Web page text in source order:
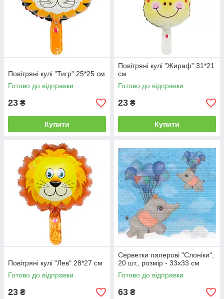
Повітряні кулі "Тигр" 25*25 см
Готово до відправки
23 ₴
Купити
Повітряні кулі "Жираф" 31*21
см
Готово до відправки
23 ₴
Купити
Повітряні кулі "Лев" 28*27 см
Готово до відправки
23 ₴
Серветки паперові "Слоніки",
20 шт., розмір - 33х33 см
Готово до відправки
63 ₴